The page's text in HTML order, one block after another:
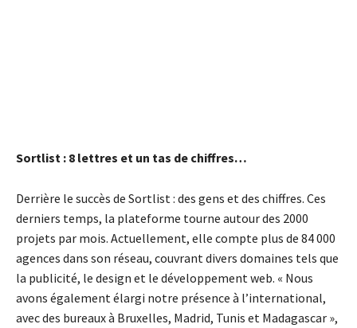
Sortlist : 8 lettres et un tas de chiffres…
Derrière le succès de Sortlist : des gens et des chiffres. Ces
derniers temps, la plateforme tourne autour des 2000
projets par mois. Actuellement, elle compte plus de 84 000
agences dans son réseau, couvrant divers domaines tels que
la publicité, le design et le développement web. « Nous
avons également élargi notre présence à l’international,
avec des bureaux à Bruxelles, Madrid, Tunis et Madagascar »,